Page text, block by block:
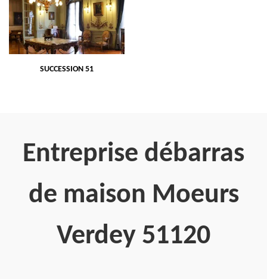
SUCCESSION 51
Entreprise débarras
de maison Moeurs
Verdey 51120